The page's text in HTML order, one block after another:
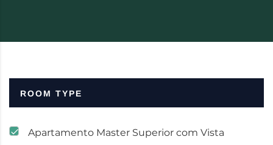
ROOM TYPE
Apartamento Master Superior com Vista